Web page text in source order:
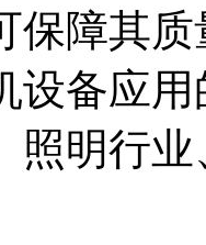
保障其
设备应
照明行